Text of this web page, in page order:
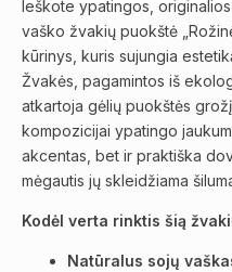
Ieškote ypatingos,
vaško žvakių puokštė
kūrinys, kuris sujungia
Žvakės, pagamintos iš
atkartoja gėlių puokštės
kompozicijai ypatingo
akcentas, bet ir praktiška
mėgautis jų skleidžiama
Kodėl verta rinktis šią
Natūralus sojų